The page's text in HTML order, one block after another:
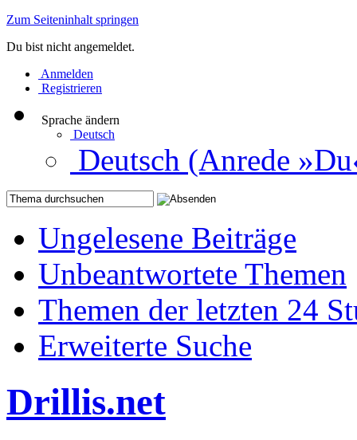
Zum Seiteninhalt springen
Du bist nicht angemeldet.
Anmelden
Registrieren
Sprache ändern
Deutsch
Deutsch (Anrede
Ungelesene Beiträge
Unbeantwortete Themen
Themen der letzten 24
Erweiterte Suche
Drillis.net